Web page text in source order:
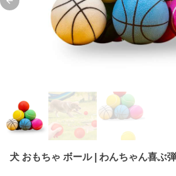
Previous slide
犬 おもちゃ ボール | わんちゃん喜ぶ